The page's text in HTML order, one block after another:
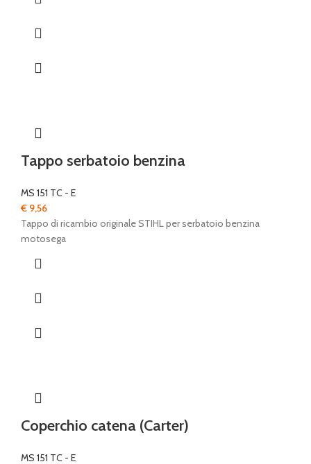
Tappo serbatoio benzina
MS 151 TC - E
€ 9,56
Tappo di ricambio originale STIHL per serbatoio benzina
motosega
Coperchio catena (Carter)
MS 151 TC - E